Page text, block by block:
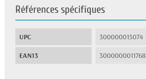
Références spécifiques
UPC 300000015074
EAN13 3000000011768